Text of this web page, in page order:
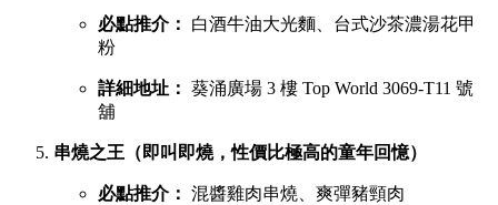
必點推介：
白酒牛油大光麵、台式沙茶濃湯花甲
粉
詳細地址： 葵涌廣場 3 樓 Top World 3069-T11 號
舖
串燒之王（即叫即燒，性價比極高的童年回憶）
必點推介： 混醬雞肉串燒、爽彈豬頸肉